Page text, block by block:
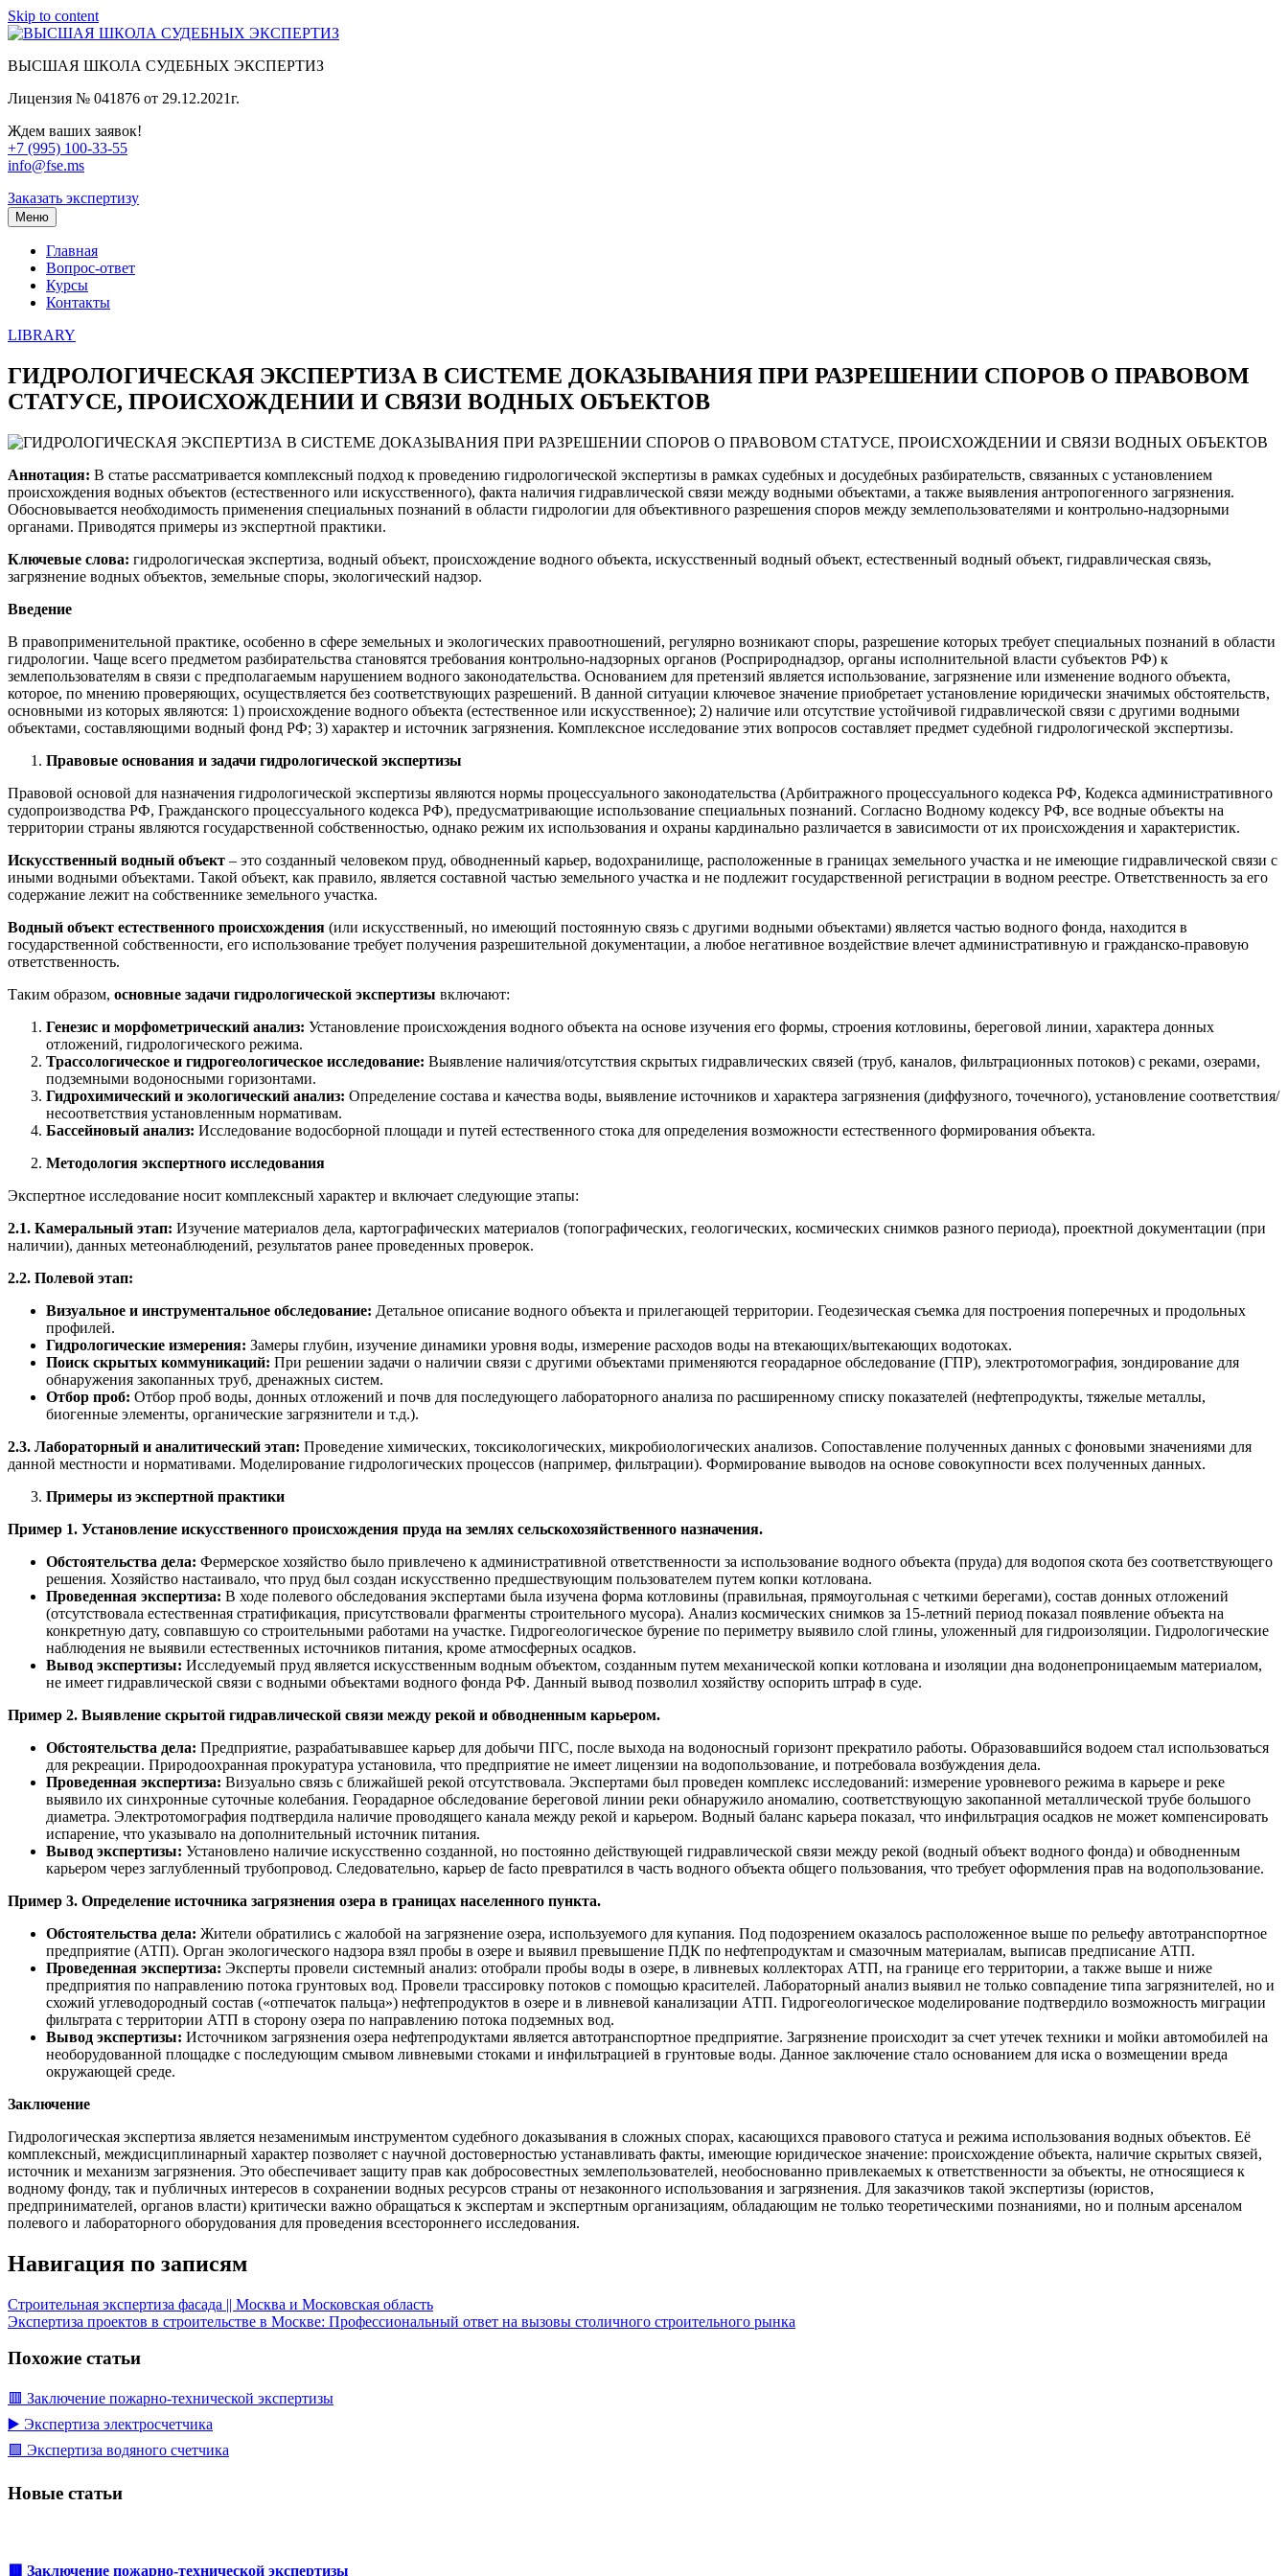
Skip to content
ВЫСШАЯ ШКОЛА СУДЕБНЫХ ЭКСПЕРТИЗ
Лицензия № 041876 от 29.12.2021г.
Ждем ваших заявок!
+7 (995) 100-33-55
info@fse.ms
Заказать экспертизу
Меню
Главная
Вопрос-ответ
Курсы
Контакты
LIBRARY
ГИДРОЛОГИЧЕСКАЯ ЭКСПЕРТИЗА В СИСТЕМЕ ДОКАЗЫВАНИЯ ПРИ РАЗРЕШЕНИИ СПОРОВ О ПРАВОВОМ
СТАТУСЕ, ПРОИСХОЖДЕНИИ И СВЯЗИ ВОДНЫХ ОБЪЕКТОВ
Аннотация: В статье рассматривается комплексный подход к проведению гидрологической экспертизы в рамках судебных и досудебных разбирательств, связанных с установлением
происхождения водных объектов (естественного или искусственного), факта наличия гидравлической связи между водными объектами, а также выявления антропогенного загрязнения.
Обосновывается необходимость применения специальных познаний в области гидрологии для объективного разрешения споров между землепользователями и контрольно-надзорными
органами. Приводятся примеры из экспертной практики.
Ключевые слова: гидрологическая экспертиза, водный объект, происхождение водного объекта, искусственный водный объект, естественный водный объект, гидравлическая связь,
загрязнение водных объектов, земельные споры, экологический надзор.
Введение
В правоприменительной практике, особенно в сфере земельных и экологических правоотношений, регулярно возникают споры, разрешение которых требует специальных познаний в области
гидрологии. Чаще всего предметом разбирательства становятся требования контрольно-надзорных органов (Росприроднадзор, органы исполнительной власти субъектов РФ) к
землепользователям в связи с предполагаемым нарушением водного законодательства. Основанием для претензий является использование, загрязнение или изменение водного объекта,
которое, по мнению проверяющих, осуществляется без соответствующих разрешений. В данной ситуации ключевое значение приобретает установление юридически значимых обстоятельств,
основными из которых являются: 1) происхождение водного объекта (естественное или искусственное); 2) наличие или отсутствие устойчивой гидравлической связи с другими водными
объектами, составляющими водный фонд РФ; 3) характер и источник загрязнения. Комплексное исследование этих вопросов составляет предмет судебной гидрологической экспертизы.
Правовые основания и задачи гидрологической экспертизы
Правовой основой для назначения гидрологической экспертизы являются нормы процессуального законодательства (Арбитражного процессуального кодекса РФ, Кодекса административного
судопроизводства РФ, Гражданского процессуального кодекса РФ), предусматривающие использование специальных познаний. Согласно Водному кодексу РФ, все водные объекты на
территории страны являются государственной собственностью, однако режим их использования и охраны кардинально различается в зависимости от их происхождения и характеристик.
Искусственный водный объект – это созданный человеком пруд, обводненный карьер, водохранилище, расположенные в границах земельного участка и не имеющие гидравлической связи с
иными водными объектами. Такой объект, как правило, является составной частью земельного участка и не подлежит государственной регистрации в водном реестре. Ответственность за его
содержание лежит на собственнике земельного участка.
Водный объект естественного происхождения (или искусственный, но имеющий постоянную связь с другими водными объектами) является частью водного фонда, находится в
государственной собственности, его использование требует получения разрешительной документации, а любое негативное воздействие влечет административную и гражданско-правовую
ответственность.
Таким образом, основные задачи гидрологической экспертизы включают:
Генезис и морфометрический анализ: Установление происхождения водного объекта на основе изучения его формы, строения котловины, береговой линии, характера донных
отложений, гидрологического режима.
Трассологическое и гидрогеологическое исследование: Выявление наличия/отсутствия скрытых гидравлических связей (труб, каналов, фильтрационных потоков) с реками, озерами,
подземными водоносными горизонтами.
Гидрохимический и экологический анализ: Определение состава и качества воды, выявление источников и характера загрязнения (диффузного, точечного), установление соответствия/
несоответствия установленным нормативам.
Бассейновый анализ: Исследование водосборной площади и путей естественного стока для определения возможности естественного формирования объекта.
Методология экспертного исследования
Экспертное исследование носит комплексный характер и включает следующие этапы:
2.1. Камеральный этап: Изучение материалов дела, картографических материалов (топографических, геологических, космических снимков разного периода), проектной документации (при
наличии), данных метеонаблюдений, результатов ранее проведенных проверок.
2.2. Полевой этап:
Визуальное и инструментальное обследование: Детальное описание водного объекта и прилегающей территории. Геодезическая съемка для построения поперечных и продольных
профилей.
Гидрологические измерения: Замеры глубин, изучение динамики уровня воды, измерение расходов воды на втекающих/вытекающих водотоках.
Поиск скрытых коммуникаций: При решении задачи о наличии связи с другими объектами применяются георадарное обследование (ГПР), электротомография, зондирование для
обнаружения закопанных труб, дренажных систем.
Отбор проб: Отбор проб воды, донных отложений и почв для последующего лабораторного анализа по расширенному списку показателей (нефтепродукты, тяжелые металлы,
биогенные элементы, органические загрязнители и т.д.).
2.3. Лабораторный и аналитический этап: Проведение химических, токсикологических, микробиологических анализов. Сопоставление полученных данных с фоновыми значениями для
данной местности и нормативами. Моделирование гидрологических процессов (например, фильтрации). Формирование выводов на основе совокупности всех полученных данных.
Примеры из экспертной практики
Пример 1. Установление искусственного происхождения пруда на землях сельскохозяйственного назначения.
Обстоятельства дела: Фермерское хозяйство было привлечено к административной ответственности за использование водного объекта (пруда) для водопоя скота без соответствующего
решения. Хозяйство настаивало, что пруд был создан искусственно предшествующим пользователем путем копки котлована.
Проведенная экспертиза: В ходе полевого обследования экспертами была изучена форма котловины (правильная, прямоугольная с четкими берегами), состав донных отложений
(отсутствовала естественная стратификация, присутствовали фрагменты строительного мусора). Анализ космических снимков за 15-летний период показал появление объекта на
конкретную дату, совпавшую со строительными работами на участке. Гидрогеологическое бурение по периметру выявило слой глины, уложенный для гидроизоляции. Гидрологические
наблюдения не выявили естественных источников питания, кроме атмосферных осадков.
Вывод экспертизы: Исследуемый пруд является искусственным водным объектом, созданным путем механической копки котлована и изоляции дна водонепроницаемым материалом,
не имеет гидравлической связи с водными объектами водного фонда РФ. Данный вывод позволил хозяйству оспорить штраф в суде.
Пример 2. Выявление скрытой гидравлической связи между рекой и обводненным карьером.
Обстоятельства дела: Предприятие, разрабатывавшее карьер для добычи ПГС, после выхода на водоносный горизонт прекратило работы. Образовавшийся водоем стал использоваться
для рекреации. Природоохранная прокуратура установила, что предприятие не имеет лицензии на водопользование, и потребовала возбуждения дела.
Проведенная экспертиза: Визуально связь с ближайшей рекой отсутствовала. Экспертами был проведен комплекс исследований: измерение уровневого режима в карьере и реке
выявило их синхронные суточные колебания. Георадарное обследование береговой линии реки обнаружило аномалию, соответствующую закопанной металлической трубе большого
диаметра. Электротомография подтвердила наличие проводящего канала между рекой и карьером. Водный баланс карьера показал, что инфильтрация осадков не может компенсировать
испарение, что указывало на дополнительный источник питания.
Вывод экспертизы: Установлено наличие искусственно созданной, но постоянно действующей гидравлической связи между рекой (водный объект водного фонда) и обводненным
карьером через заглубленный трубопровод. Следовательно, карьер de facto превратился в часть водного объекта общего пользования, что требует оформления прав на водопользование.
Пример 3. Определение источника загрязнения озера в границах населенного пункта.
Обстоятельства дела: Жители обратились с жалобой на загрязнение озера, используемого для купания. Под подозрением оказалось расположенное выше по рельефу автотранспортное
предприятие (АТП). Орган экологического надзора взял пробы в озере и выявил превышение ПДК по нефтепродуктам и смазочным материалам, выписав предписание АТП.
Проведенная экспертиза: Эксперты провели системный анализ: отобрали пробы воды в озере, в ливневых коллекторах АТП, на границе его территории, а также выше и ниже
предприятия по направлению потока грунтовых вод. Провели трассировку потоков с помощью красителей. Лабораторный анализ выявил не только совпадение типа загрязнителей, но и
схожий углеводородный состав («отпечаток пальца») нефтепродуктов в озере и в ливневой канализации АТП. Гидрогеологическое моделирование подтвердило возможность миграции
фильтрата с территории АТП в сторону озера по направлению потока подземных вод.
Вывод экспертизы: Источником загрязнения озера нефтепродуктами является автотранспортное предприятие. Загрязнение происходит за счет утечек техники и мойки автомобилей на
необорудованной площадке с последующим смывом ливневыми стоками и инфильтрацией в грунтовые воды. Данное заключение стало основанием для иска о возмещении вреда
окружающей среде.
Заключение
Гидрологическая экспертиза является незаменимым инструментом судебного доказывания в сложных спорах, касающихся правового статуса и режима использования водных объектов. Её
комплексный, междисциплинарный характер позволяет с научной достоверностью устанавливать факты, имеющие юридическое значение: происхождение объекта, наличие скрытых связей,
источник и механизм загрязнения. Это обеспечивает защиту прав как добросовестных землепользователей, необоснованно привлекаемых к ответственности за объекты, не относящиеся к
водному фонду, так и публичных интересов в сохранении водных ресурсов страны от незаконного использования и загрязнения. Для заказчиков такой экспертизы (юристов,
предпринимателей, органов власти) критически важно обращаться к экспертам и экспертным организациям, обладающим не только теоретическими познаниями, но и полным арсеналом
полевого и лабораторного оборудования для проведения всестороннего исследования.
Навигация по записям
Строительная экспертиза фасада || Москва и Московская область
Экспертиза проектов в строительстве в Москве: Профессиональный ответ на вызовы столичного строительного рынка
Похожие статьи
🟥 Заключение пожарно-технической экспертизы
▶️ Экспертиза электросчетчика
🟩 Экспертиза водяного счетчика
Новые статьи
🟥 Заключение пожарно-технической экспертизы